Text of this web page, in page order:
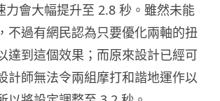
力會大幅提升至 2.8 秒。雖然未能
不過有網民認為只要優化兩軸的扭
達到這個效果；而原來設計已經可
計師無法令兩組摩打和諧地運作以